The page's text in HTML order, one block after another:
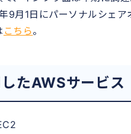
9月1日にパーソナルシェ
こちら。
たAWSサービス